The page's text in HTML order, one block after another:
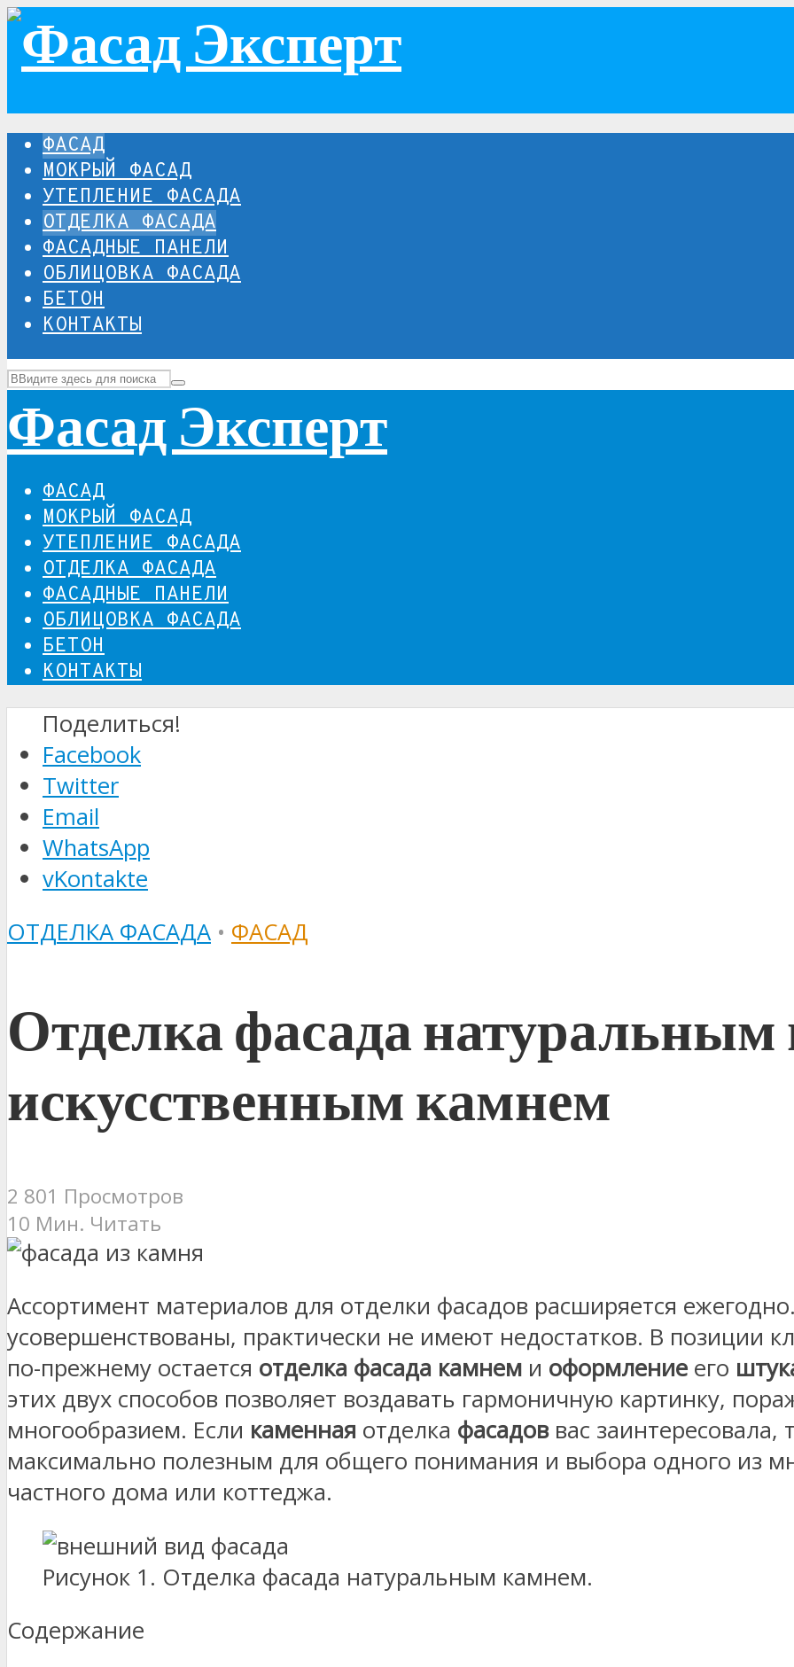
ФАСАД
МОКРЫЙ ФАСАД
УТЕПЛЕНИЕ ФАСАДА
ОТДЕЛКА ФАСАДА
ФАСАДНЫЕ ПАНЕЛИ
ОБЛИЦОВКА ФАСАДА
БЕТОН
КОНТАКТЫ
Фасад Эксперт
ФАСАД
МОКРЫЙ ФАСАД
УТЕПЛЕНИЕ ФАСАДА
ОТДЕЛКА ФАСАДА
ФАСАДНЫЕ ПАНЕЛИ
ОБЛИЦОВКА ФАСАДА
БЕТОН
КОНТАКТЫ
Поделиться!
Facebook
Twitter
Email
WhatsApp
vKontakte
ОТДЕЛКА ФАСАДА • ФАСАД
Отделка фасада натуральным
искусственным камнем
2 801 Просмотров
10 Мин. Читать
Ассортимент материалов для отделки фасадов расширяется
усовершенствованы, практически не имеют недостатков. В позиции
по-прежнему остается отделка фасада камнем и оформление его
этих двух способов позволяет воздавать гармоничную картинку,
многообразием. Если каменная отделка фасадоввас заинтересовала,
максимально полезным для общего понимания и выбора одного из
частного дома или коттеджа.
Рисунок 1. Отделка фасада натуральным камнем.
Содержание